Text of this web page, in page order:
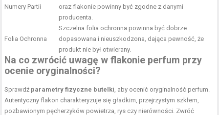
Numery Partii
oraz flakonie powinny być zgodne z danymi
producenta.
Folia Ochronna
Szczelna folia ochronna powinna być dobrze
dopasowana i nieuszkodzona, dająca pewność, że
produkt nie był otwierany.
Na co zwrócić uwagę w flakonie perfum przy
ocenie oryginalności?
Sprawdź parametry fizyczne butelki , aby ocenić oryginalność perfum.
Autentyczny flakon charakteryzuje się gładkim, przejrzystym szkłem,
pozbawionym pęcherzyków powietrza, rys czy nierówności. Zwróć